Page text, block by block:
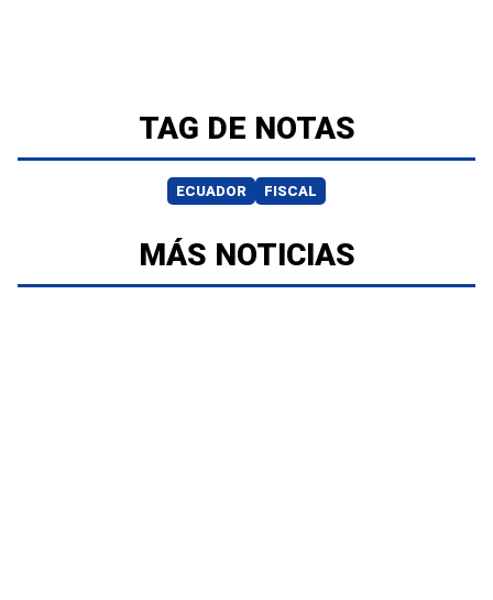
TAG DE NOTAS
ECUADOR FISCAL
MÁS NOTICIAS